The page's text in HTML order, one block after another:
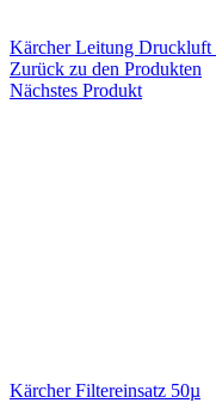
Kärcher Leitung
Zurück zu den Produkten
Nächstes Produkt
Kärcher Filtereinsatz 50µ